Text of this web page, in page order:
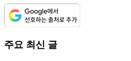
주요 최신 글